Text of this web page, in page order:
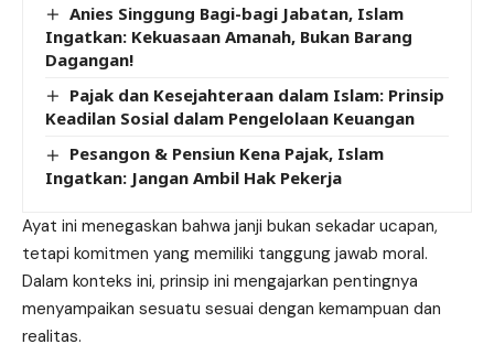
Anies Singgung Bagi-bagi Jabatan, Islam
Ingatkan: Kekuasaan Amanah, Bukan Barang
Dagangan!
Pajak dan Kesejahteraan dalam Islam: Prinsip
Keadilan Sosial dalam Pengelolaan Keuangan
Pesangon & Pensiun Kena Pajak, Islam
Ingatkan: Jangan Ambil Hak Pekerja
Ayat ini menegaskan bahwa janji bukan sekadar ucapan,
tetapi komitmen yang memiliki tanggung jawab moral.
Dalam konteks ini, prinsip ini mengajarkan pentingnya
menyampaikan sesuatu sesuai dengan kemampuan dan
realitas.